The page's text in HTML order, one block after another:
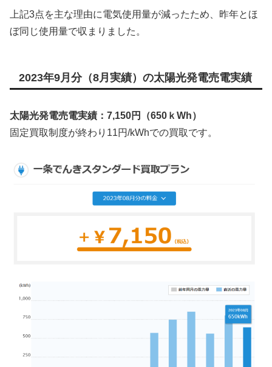
上記3点を主な理由に電気使用量が減ったため、昨年とほ
ぼ同じ使用量で収まりました。
2023年9月分（8月実績）の太陽光発電売電実績
太陽光発電売電実績：7,150円（650ｋWh）
固定買取制度が終わり11円/kWhでの買取です。